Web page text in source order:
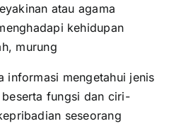
atau agama
kehidupan
murung
informasi mengetahui jenis
fungsi dan ciri-
seseorang